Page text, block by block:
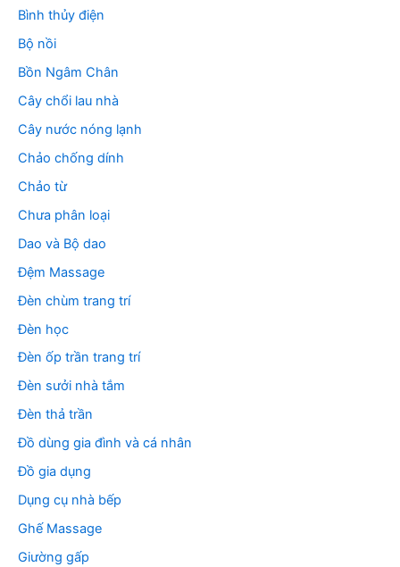
Bình thủy điện
Bộ nồi
Bồn Ngâm Chân
Cây chổi lau nhà
Cây nước nóng lạnh
Chảo chống dính
Chảo từ
Chưa phân loại
Dao và Bộ dao
Đệm Massage
Đèn chùm trang trí
Đèn học
Đèn ốp trần trang trí
Đèn sưởi nhà tắm
Đèn thả trần
Đồ dùng gia đình và cá nhân
Đồ gia dụng
Dụng cụ nhà bếp
Ghế Massage
Giường gấp